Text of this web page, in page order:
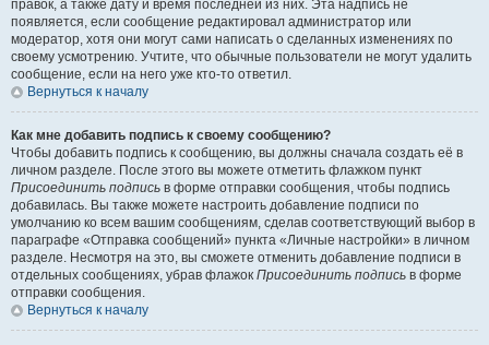
правок, а также дату и время последней из них. Эта надпись не
появляется, если сообщение редактировал администратор или
модератор, хотя они могут сами написать о сделанных изменениях по
своему усмотрению. Учтите, что обычные пользователи не могут удалить
сообщение, если на него уже кто-то ответил.
Вернуться к началу
Как мне добавить подпись к своему сообщению?
Чтобы добавить подпись к сообщению, вы должны сначала создать её в
личном разделе. После этого вы можете отметить флажком пункт
Присоединить подпись в форме отправки сообщения, чтобы подпись
добавилась. Вы также можете настроить добавление подписи по
умолчанию ко всем вашим сообщениям, сделав соответствующий выбор в
параграфе «Отправка сообщений» пункта «Личные настройки» в личном
разделе. Несмотря на это, вы сможете отменить добавление подписи в
отдельных сообщениях, убрав флажок Присоединить подпись в форме
отправки сообщения.
Вернуться к началу